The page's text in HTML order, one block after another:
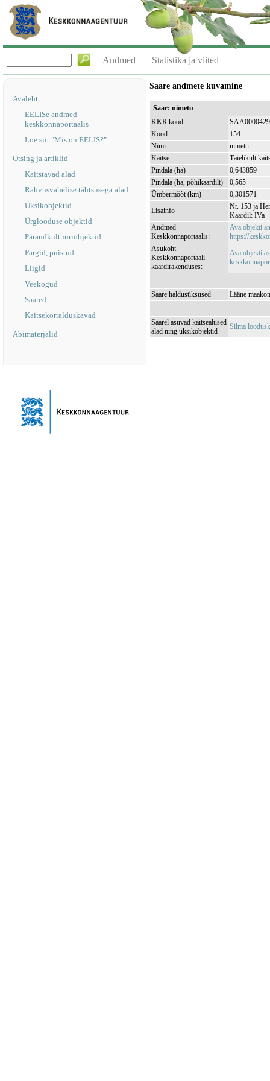
Andmed Statistika ja viited
Avaleht
EELISe andmed
keskkonnaportaalis
Loe siit "Mis on EELIS?"
Otsing ja artiklid
Kaitstavad alad
Rahvusvahelise tähtsusega alad
Üksikobjektid
Ürglooduse objektid
Pärandkultuuriobjektid
Pargid, puistud
Liigid
Veekogud
Saared
Kaitsekorralduskavad
Abimaterjalid
Saare andmete kuvamine
Saar: nimetu
KKR kood
SAA0000429
Kood
154
Nimi
nimetu
Kaitse
Täielikult
Pindala (ha)
0,643859
Pindala (ha, põhikaardilt)
0,565
Ümbermõõt (km)
0,301571
Lisainfo
Nr. 153 ja
Kaardil: IVa
Andmed
Keskkonnaportaalis:
Ava objekti
https://
Asukoht
Keskkonnaportaali
kaardirakenduses:
Ava objekti
Saare haldusüksused Lääne
Saarel asuvad kaitsealused
alad ning üksikobjektid
Silma